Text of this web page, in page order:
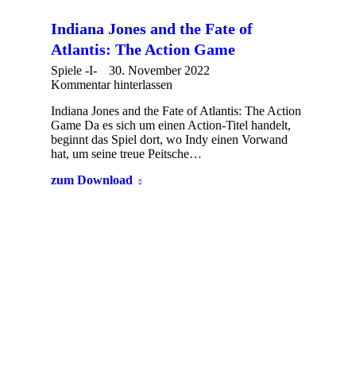
Indiana Jones and the Fate of
Atlantis: The Action Game
Spiele -I-
30. November 2022
Kommentar hinterlassen
Indiana Jones and the Fate of Atlantis: The Action
Game Da es sich um einen Action-Titel handelt,
beginnt das Spiel dort, wo Indy einen Vorwand
hat, um seine treue Peitsche…
zum Download